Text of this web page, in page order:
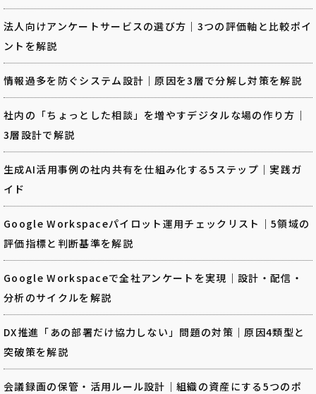
法人向けアンケートサービスの選び方｜3つの評価軸と比較ポイ
ントを解説
情報過多を防ぐシステム設計｜原因を3層で分解し対策を解説
社内の「ちょっとした相談」を増やすデジタルな場の作り方｜
3層設計で解説
生成AI活用事例の社内共有を仕組み化する5ステップ｜実践ガ
イド
Google Workspaceパイロット運用チェックリスト｜5領域の
評価指標と判断基準を解説
Google Workspaceで全社アンケートを実現｜設計・配信・
分析のサイクルを解説
DX推進「あの部署だけ協力しない」問題の対策｜原因4類型と
突破策を解説
会議録画の保管・活用ルール設計｜組織の資産にする5つのポ